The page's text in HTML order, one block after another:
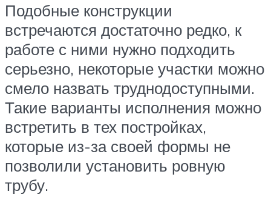
Подобные конструкции
встречаются достаточно редко, к
работе с ними нужно подходить
серьезно, некоторые участки можно
смело назвать труднодоступными.
Такие варианты исполнения можно
встретить в тех постройках,
которые из-за своей формы не
позволили установить ровную
трубу.